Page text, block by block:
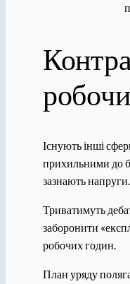
Існують інші
прихильними до
зазнають напруги.
Триватимуть
заборонити
робочих годин.
План уряду